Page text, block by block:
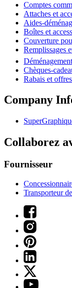
Comptes
Attaches et
Aides-
Boîtes et
Couverture
Remplissages
Chèques-
Rabais et
Company
Collaborez
Fournisseur
Transporteur